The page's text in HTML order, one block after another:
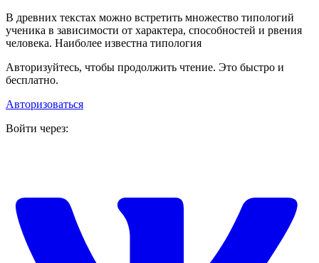
В древних текстах можно встретить множество типологий
ученика в зависимости от характера, способностей и рвения
человека. Наиболее известна типология
Авторизуйтесь, чтобы продолжить чтение. Это быстро и
бесплатно.
Авторизоваться
Войти через: